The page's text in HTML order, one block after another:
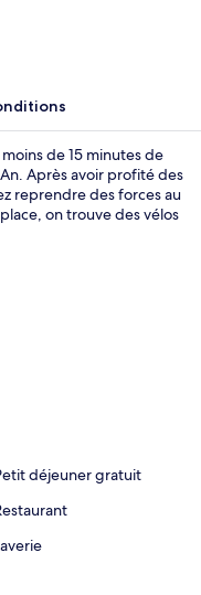
de 15 minutes de
Après avoir profité des
reprendre des forces au
on trouve des vélos
déjeuner gratuit